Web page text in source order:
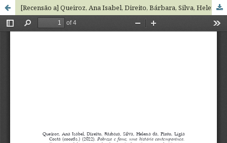
[Recensão a] Queiroz, Ana Isabel, Direito, Bárbara, Silva, Helena da, Pinto, Lígia Costa (coords.) (2022). Pobreza e fome, uma história contempornea. Temas, metodologias e estudos de caso. Lisboa: Imprensa de História contempornea, 329 p., ISBN: 978-989-8956-42-2